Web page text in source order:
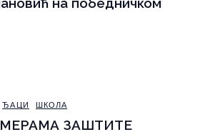
ЂАЦИ ШКОЛА
ЗАШТИТЕ